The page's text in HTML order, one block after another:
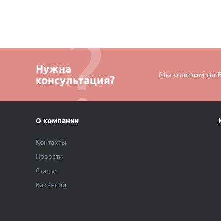
Нужна
консультация?
Мы ответим на
О компании
Контакты
Новости
Статьи
Вакансии